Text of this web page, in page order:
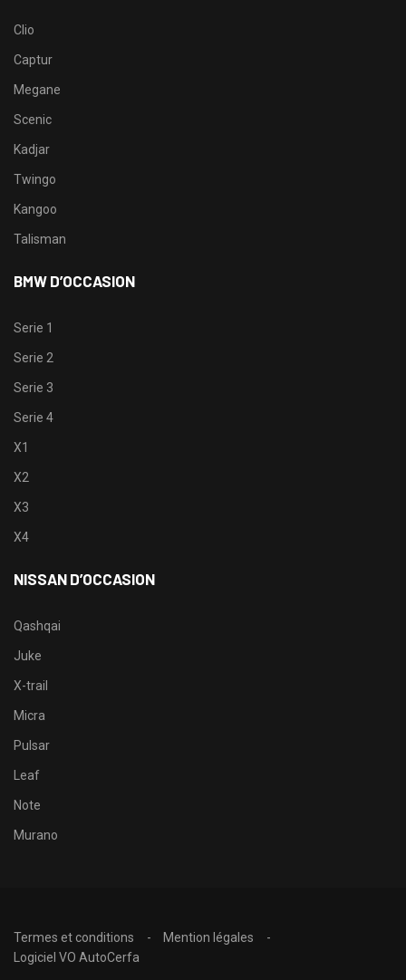
Clio
Captur
Megane
Scenic
Kadjar
Twingo
Kangoo
Talisman
BMW D’OCCASION
Serie 1
Serie 2
Serie 3
Serie 4
X1
X2
X3
X4
NISSAN D’OCCASION
Qashqai
Juke
X-trail
Micra
Pulsar
Leaf
Note
Murano
Termes et conditions
Mention légales
Logiciel VO AutoCerfa